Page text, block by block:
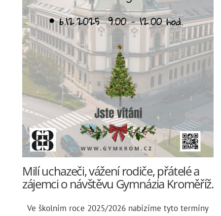
Milí uchazeči, vážení rodiče, přátelé a
zájemci o návštěvu Gymnázia Kroměříž.
Ve školním roce 2025/2026 nabízíme tyto termíny